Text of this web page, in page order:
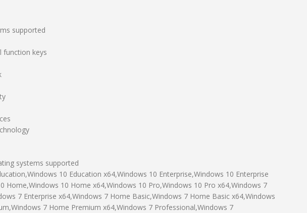
supported
function keys
systems supported
10 Education x64,Windows 10 Enterprise,Windows 10 Enterprise
Home,Windows 10 Home x64,Windows 10 Pro,Windows 10 Pro x64,Windows 7
7 Enterprise x64,Windows 7 Home Basic,Windows 7 Home Basic x64,Windows
7 Home Premium x64,Windows 7 Professional,Windows 7